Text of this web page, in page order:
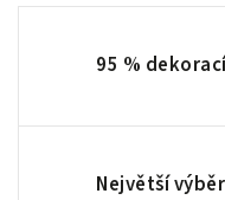
95 %
Největší